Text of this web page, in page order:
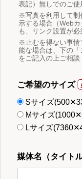
表記）無しでのご使
※写真を利用して制
示する場合（Web
も、リンク設置が必
※止むを得ない事情
能な場合は、下の
をご記入の上ご相談
ご希望のサイズ
Sサイズ
Mサイズ
Lサイズ
媒体名（タイトル